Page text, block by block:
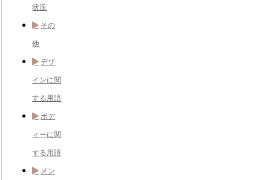
状況
その
他
デザ
インに関
する用語
ボデ
ィーに関
する用語
メン